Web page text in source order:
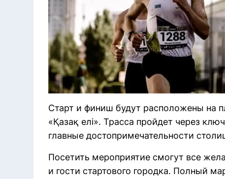
Старт и финиш будут расположены на
«Қазақ елі». Трасса пройдет через
главные достопримечательности
Посетить мероприятие смогут все
и гости стартового городка. Полный